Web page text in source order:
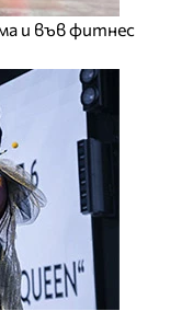
и във фитнес